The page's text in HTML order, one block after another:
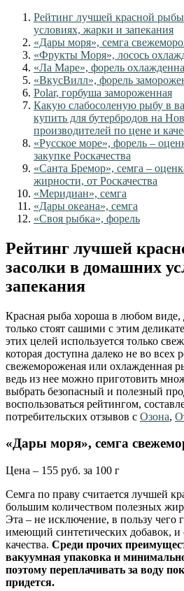
Рейтинг лучшей красной
условиях, жарки и запекания
«Дары моря», семга
«Фрукты Моря», лосось
«Ла Маре», форель
«ВкусВилл», форель
Polar, горбуша замороженная
Какую слабосоленую рыбу в
купить для бутербродов на
производителей по цене и
«Русское море», форель –
закупке Роскачества
«Санта Бремор», семга –
жирности, от Роскачества
«Меридиан», семга
«Дары океана», семга
«Своя рыбка», форель
Рейтинг лучшей
засолки в домашних
запекания
Красная рыба хороша в любом виде,
только стоят сашими с этим
этих целей используется только
которая доступна далеко не во всех
свежемороженая или охлажденная
ведь из нее можно приготовить
выбрать безопасный и полезный
воспользоваться рейтингом,
потребительских отзывов с Озона,
«Дары моря», семга
Цена – 155 руб. за 100 г
Семга по праву считается лучшей
большим количеством полезных
Эта – не исключение, в пользу чего
имеющий синтетических добавок, и
качества. Среди прочих
вакуумная упаковка и
поэтому переплачивать за воду
придется.